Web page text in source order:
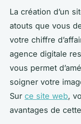
La création d’un
atouts que vous
votre chiffre
agence digitale
vous permet
soigner votre
Sur ce site web,
avantages de